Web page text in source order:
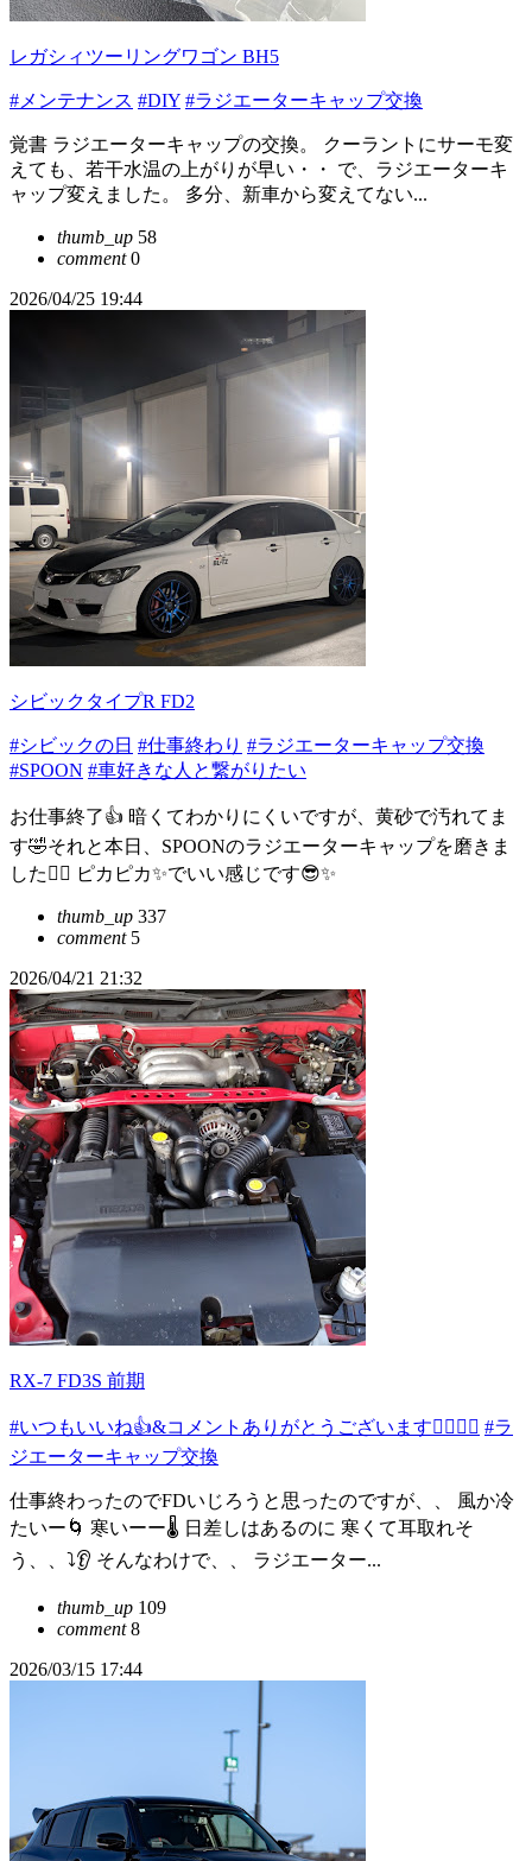
レガシィツーリングワゴン BH5
#メンテナンス #DIY #ラジエーターキャップ交換
覚書 ラジエーターキャップの交換。 クーラントにサーモ変
えても、若干水温の上がりが早い・・ で、ラジエーターキ
ャップ変えました。 多分、新車から変えてない...
thumb_up 58
comment0
2026/04/25 19:44
シビックタイプR FD2
#シビックの日 #仕事終わり #ラジエーターキャップ交換
#SPOON #車好きな人と繋がりたい
お仕事終了👍 暗くてわかりにくいですが、黄砂で汚れてま
す🤣それと本日、SPOONのラジエーターキャップを磨きま
した🙋‍♂ ピカピカ✨でいい感じです😎✨
thumb_up 337
comment5
2026/04/21 21:32
RX-7 FD3S 前期
#いつもいいね👍&コメントありがとうございます🙇🏻‍♂️✨ #ラ
ジエーターキャップ交換
仕事終わったのでFDいじろうと思ったのですが、、 風か冷
たいー🌀 寒いーー🌡 日差しはあるのに 寒くて耳取れそ
う、、⤵️👂 そんなわけで、、 ラジエーター...
thumb_up 109
comment8
2026/03/15 17:44